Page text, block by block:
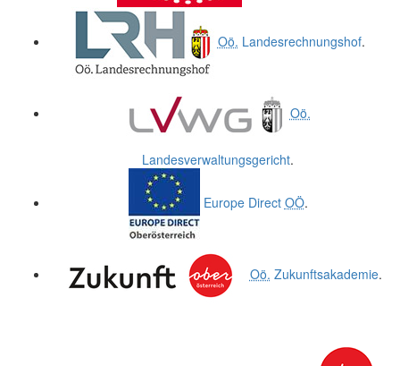
Oö. Landesrechnungshof.
Oö.
Landesverwaltungsgericht.
Europe Direct OÖ.
Oö. Zukunftsakademie.